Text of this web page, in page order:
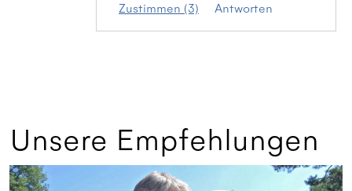
Zustimmen (3) Antworten
Unsere Empfehlungen